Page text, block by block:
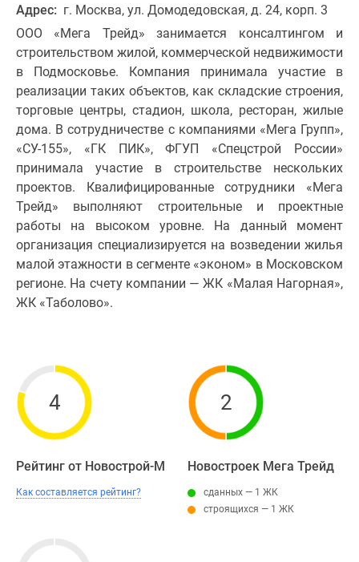
Адрес: г. Москва, ул. Домодедовская, д. 24, корп. 3
ООО «Мега Трейд» занимается консалтингом и
строительством жилой, коммерческой недвижимости
в Подмосковье. Компания принимала участие в
реализации таких объектов, как складские строения,
торговые центры, стадион, школа, ресторан, жилые
дома. В сотрудничестве с компаниями «Мега Групп»,
«СУ-155», «ГК ПИК», ФГУП «Спецстрой России»
принимала участие в строительстве нескольких
проектов. Квалифицированные сотрудники «Мега
Трейд» выполняют строительные и проектные
работы на высоком уровне. На данный момент
организация специализируется на возведении жилья
малой этажности в сегменте «эконом» в Московском
регионе. На счету компании — ЖК «Малая Нагорная»,
ЖК «Таболово».
4
Рейтинг от Новострой-М
Как составляется рейтинг?
2
Новостроек Мега Трейд
сданных — 1 ЖК
строящихся — 1 ЖК